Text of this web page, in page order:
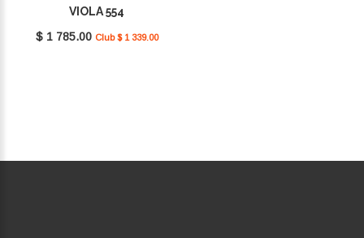
VIOLA 554
$ 1 785.00 Club $ 1 339.00